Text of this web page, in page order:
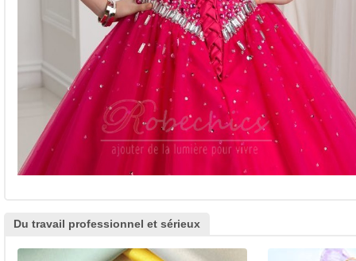
Du travail professionnel et sérieux